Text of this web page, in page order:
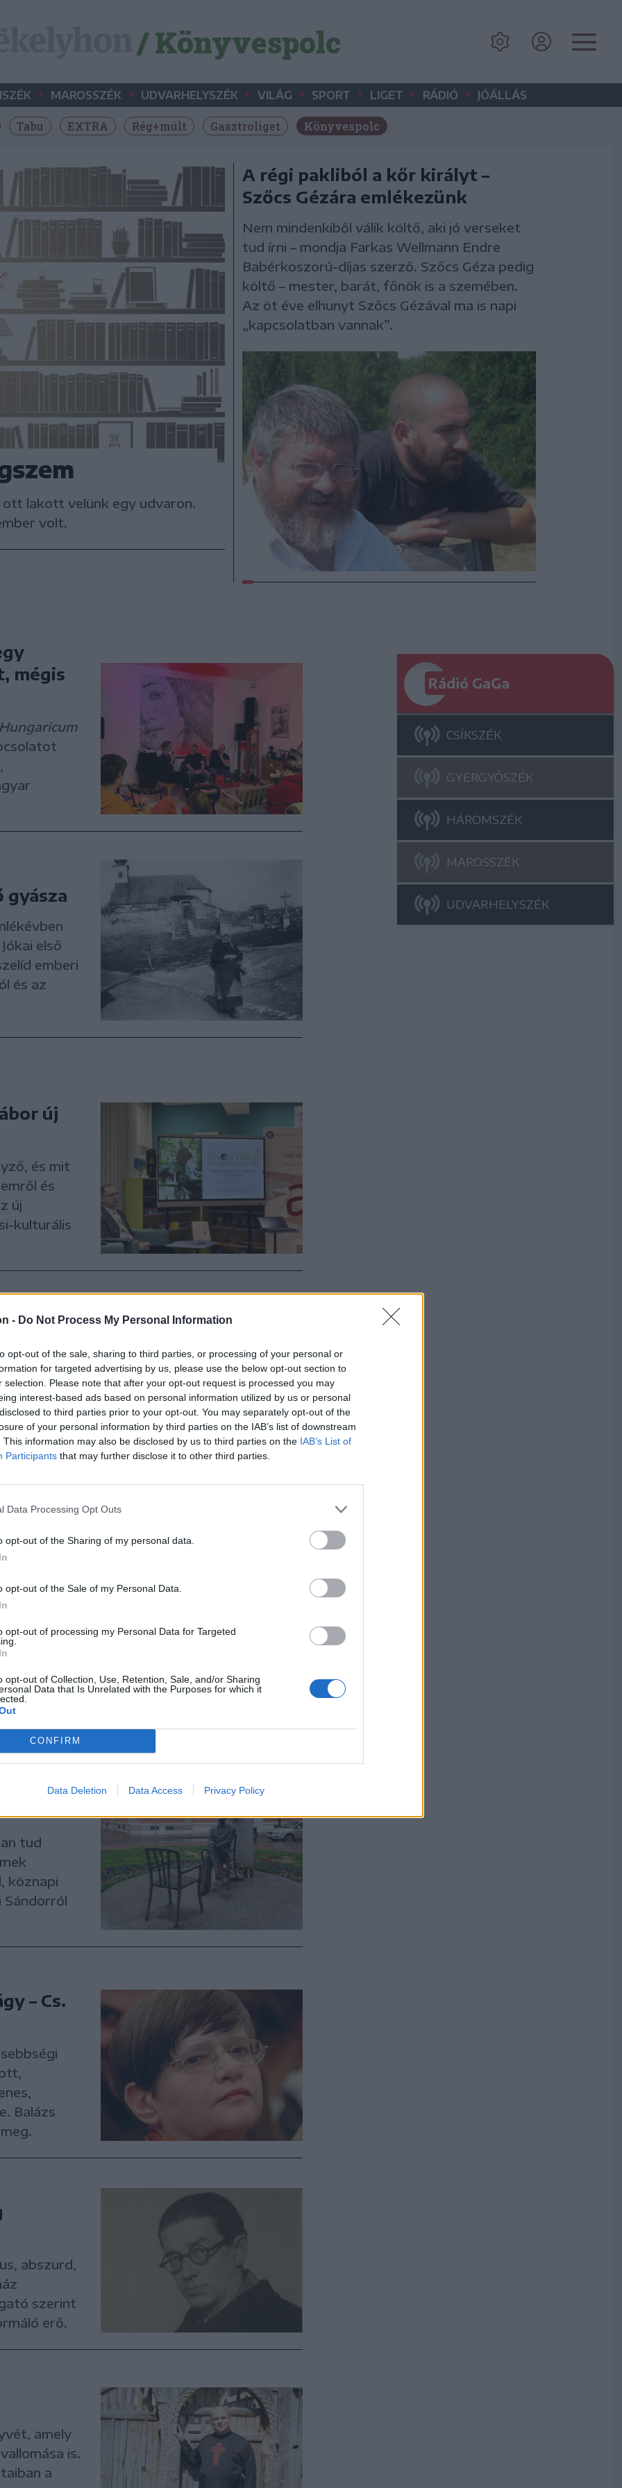
- Do Not Process My Personal Information
opt-out of the sale, sharing to third parties, or processing of your personal or
for targeted advertising by us, please use the below opt-out section to
selection. Please note that after your opt-out request is processed you may
interest-based ads based on personal information utilized by us or personal
to third parties prior to your opt-out. You may separately opt-out of the
of your personal information by third parties on the IAB’s list of downstream
This information may also be disclosed by us to third parties on the IAB’s List of
Participants that may further disclose it to other third parties.
Data Processing Opt Outs
opt-out of the Sharing of my personal data.
opt-out of the Sale of my Personal Data.
opt-out of processing my Personal Data for Targeted
opt-out of Collection, Use, Retention, Sale, and/or Sharing
Data that Is Unrelated with the Purposes for which it
CONFIRM
Data Deletion Data Access Privacy Policy
/ Könyvespolc
• MAROSSZÉK • UDVARHELYSZÉK • VILÁG • SPORT • LIGET • RÁDIÓ • JÓÁLLÁS
Tabu EXTRA Rég+múlt Gasztroliget Könyvespolc
lakott velünk egy udvaron.
volt.
A régi pakliból a kőr királyt –
Szőcs Gézára emlékezünk
Nem mindenkiből válik költő, aki jó verseket
tud írni – mondja Farkas Wellmann Endre
Babérkoszorú-díjas szerző. Szőcs Géza pedig
költő – mester, barát, főnök is a szemében.
Az öt éve elhunyt Szőcs Gézával ma is napi
„kapcsolatban vannak”.
mégis
gyásza
első
emberi
és az
új
és mit
és
új
kulturális
a
a szégyen,
Elek
a
humor –
tud
köznapi
Sándorról
– Cs.
Balázs
abszurd,
szerint
erő.
amely
is.
a
Rádió GaGa
CSÍKSZÉK
GYERGYÓSZÉK
HÁROMSZÉK
MAROSSZÉK
UDVARHELYSZÉK